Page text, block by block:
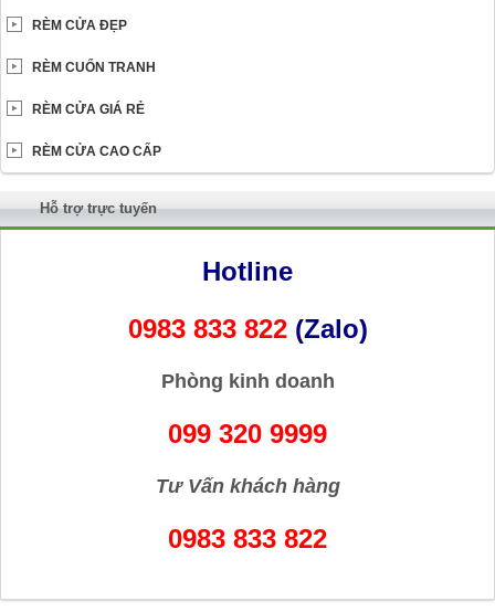
RÈM CỬA ĐẸP
RÈM CUỐN TRANH
RÈM CỬA GIÁ RẺ
RÈM CỬA CAO CẤP
Hỗ trợ trực tuyến
Hotline
0983 833 822 (Zalo)
Phòng kinh doanh
099 320 9999
Tư Vấn khách hàng
0983 833 822